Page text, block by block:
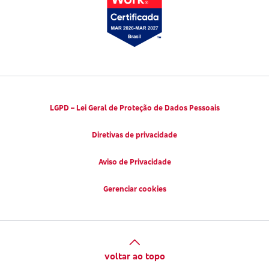
LGPD – Lei Geral de Proteção de Dados Pessoais
Diretivas de privacidade
Aviso de Privacidade
Gerenciar cookies
voltar ao topo